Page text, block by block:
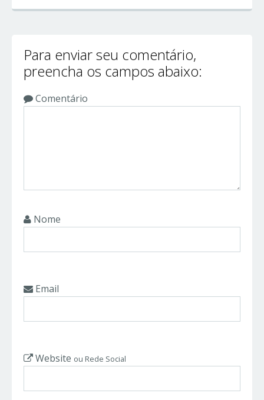
Para enviar seu comentário,
preencha os campos abaixo:
Comentário
Nome
Email
Website ou Rede Social